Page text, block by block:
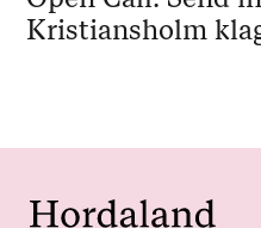
Kristiansholm